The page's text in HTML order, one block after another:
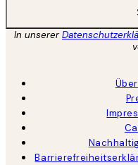
In unserer